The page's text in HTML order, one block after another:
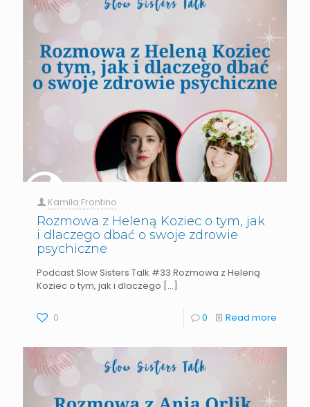
Kamila Frontino
Rozmowa z Heleną Koziec o tym, jak
i dlaczego dbać o swoje zdrowie
psychiczne
Podcast Slow Sisters Talk #33 Rozmowa z Heleną
Koziec o tym, jak i dlaczego […]
0 0 Read more